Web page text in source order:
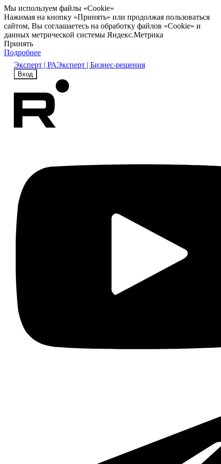
Мы используем файлы «Cookie»
Нажимая на кнопку «Принять» или продолжая пользоваться
сайтом, Вы соглашаетесь на обработку файлов «Cookie» и
данных метрической системы Яндекс.Метрика
Принять
Подробнее
Эксперт | РАЭксперт | Бизнес-решения
Вход